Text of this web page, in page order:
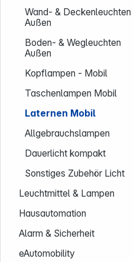
Wand- & Deckenleuchten
Außen
Boden- & Wegleuchten
Außen
Kopflampen - Mobil
Taschenlampen Mobil
Laternen Mobil
Allgebrauchslampen
Dauerlicht kompakt
Sonstiges Zubehör Licht
Leuchtmittel & Lampen
Hausautomation
Alarm & Sicherheit
eAutomobility